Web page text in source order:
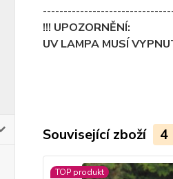
!!! UPOZORNĚNÍ:
UV LAMPA MUSÍ
Související zboží 4
TOP produkt